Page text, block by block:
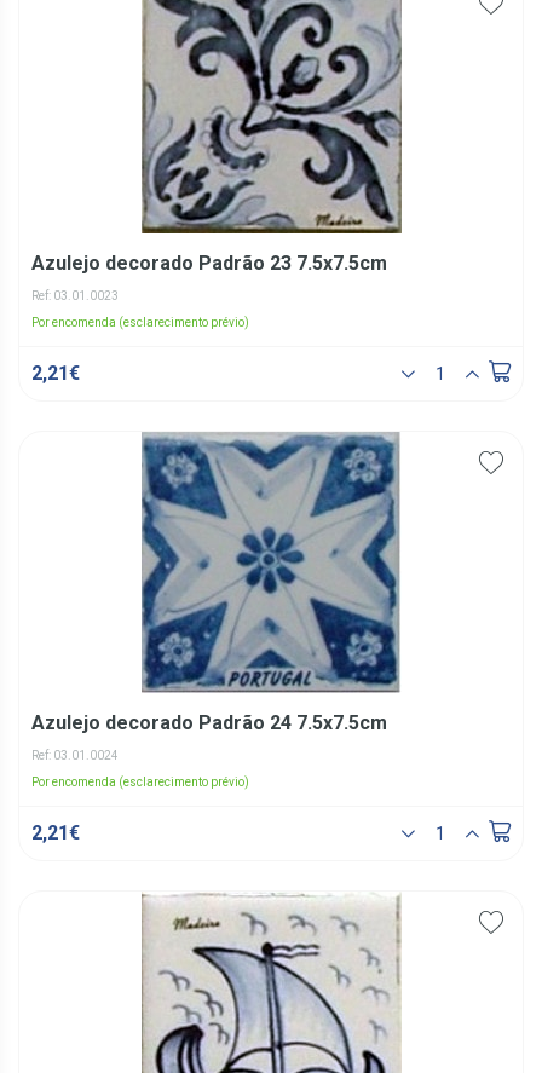
Azulejo decorado Padrão 23 7.5x7.5cm
Ref: 03.01.0023
Por encomenda (esclarecimento prévio)
2,21€
Azulejo decorado Padrão 24 7.5x7.5cm
Ref: 03.01.0024
Por encomenda (esclarecimento prévio)
2,21€